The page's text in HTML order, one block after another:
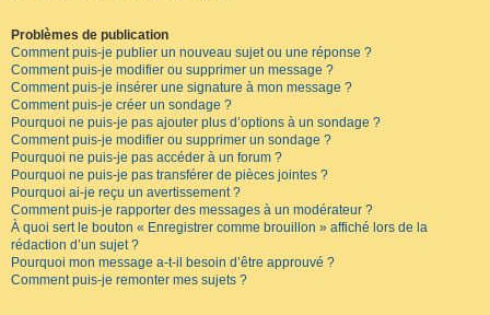
Problèmes de publication
Comment puis-je publier un nouveau sujet ou une réponse ?
Comment puis-je modifier ou supprimer un message ?
Comment puis-je insérer une signature à mon message ?
Comment puis-je créer un sondage ?
Pourquoi ne puis-je pas ajouter plus d’options à un sondage ?
Comment puis-je modifier ou supprimer un sondage ?
Pourquoi ne puis-je pas accéder à un forum ?
Pourquoi ne puis-je pas transférer de pièces jointes ?
Pourquoi ai-je reçu un avertissement ?
Comment puis-je rapporter des messages à un modérateur ?
À quoi sert le bouton « Enregistrer comme brouillon » affiché lors de la
rédaction d’un sujet ?
Pourquoi mon message a-t-il besoin d’être approuvé ?
Comment puis-je remonter mes sujets ?